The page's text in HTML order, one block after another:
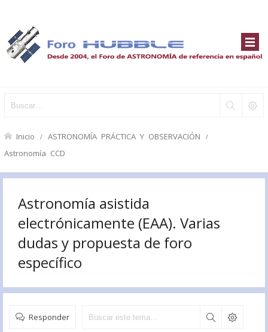
Inicio ASTRONOMÍA PRÁCTICA Y OBSERVACIÓN
Astronomía CCD
Astronomía asistida
electrónicamente (EAA). Varias
dudas y propuesta de foro
específico
Responder